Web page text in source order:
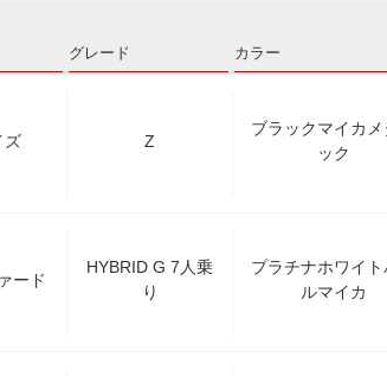
グレード カラー
ズ Z
ブラックマイカメ
ック
ード
HYBRID G 7人乗
り
プラチナホワイト
ルマイカ